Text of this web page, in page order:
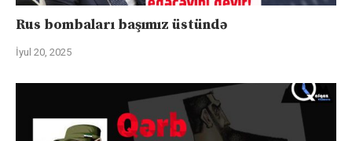
Rus bombaları başımız üstündə
İyul 20, 2025